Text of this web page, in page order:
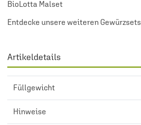
BioLotta Malset
Entdecke unsere weiteren Gewürzsets
Artikeldetails
Füllgewicht
Hinweise